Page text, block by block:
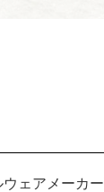
ェアメーカー